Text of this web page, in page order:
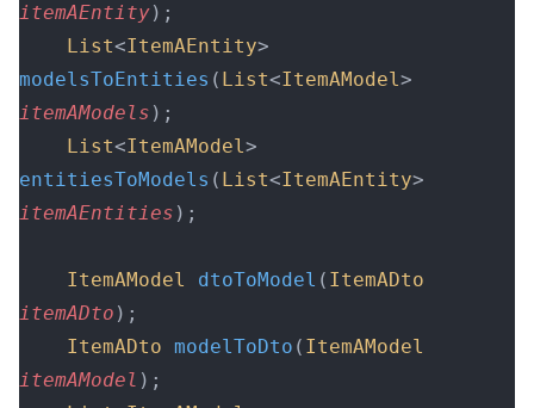
itemAEntity);
    List
<ItemAEntity>
modelsToEntities ( List<ItemAModel
itemAModels );
    List
<ItemAModel>
entitiesToModels ( List<ItemAEntity
itemAEntities );
    ItemAModel
dtoToModel ( ItemADto
itemADto );
    ItemADto
modelToDto ( ItemAModel
itemAModel );